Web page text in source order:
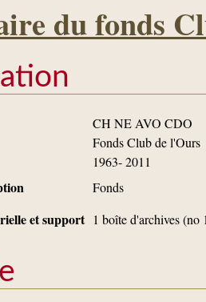
du fonds
CH NE AVO CDO
Fonds Club de l'Ours
1963- 2011
Fonds
et support 1 boîte d'archives (no